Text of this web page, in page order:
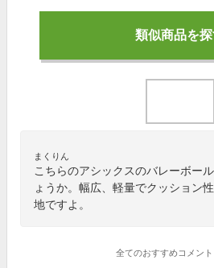
類似商品を
まくりん
こちらのアシックスのバレーボー
ょうか。幅広、軽量でクッション
地ですよ。
全てのおすすめコメント